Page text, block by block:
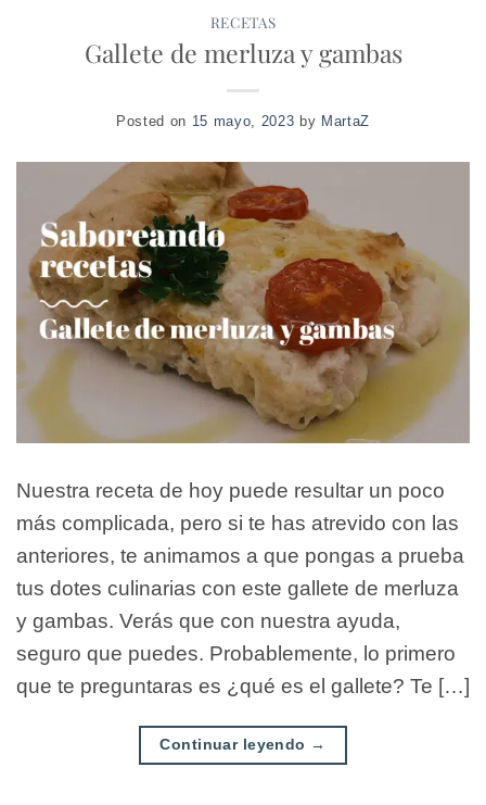
RECETAS
Gallete de merluza y gambas
Posted on 15 mayo, 2023 by MartaZ
Nuestra receta de hoy puede resultar un poco
más complicada, pero si te has atrevido con las
anteriores, te animamos a que pongas a prueba
tus dotes culinarias con este gallete de merluza
y gambas. Verás que con nuestra ayuda,
seguro que puedes. Probablemente, lo primero
que te preguntaras es ¿qué es el gallete? Te […]
Continuar leyendo →